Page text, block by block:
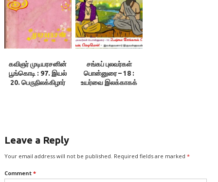
கவிஞர் முடியரசனின்
பூங்கொடி : 97. இயல்
20. பெருநிலக்கிழார்
சங்கப் புலவர்கள்
பொன்னுரை – 18 :
உயர்வை இலக்காகக்
Leave a Reply
Your email address will not be published. Required fields are marked *
Comment *